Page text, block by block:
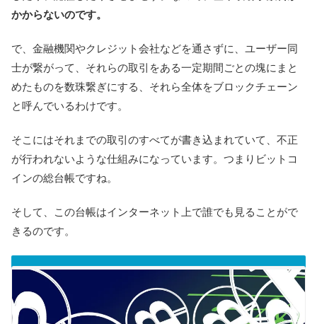
かからないのです。
で、金融機関やクレジット会社などを通さずに、ユーザー同
士が繋がって、それらの取引をある一定期間ごとの塊にまと
めたものを数珠繋ぎにする、それら全体をブロックチェーン
と呼んでいるわけです。
そこにはそれまでの取引のすべてが書き込まれていて、不正
が行われないような仕組みになっています。つまりビットコ
インの総台帳ですね。
そして、この台帳はインターネット上で誰でも見ることがで
きるのです。